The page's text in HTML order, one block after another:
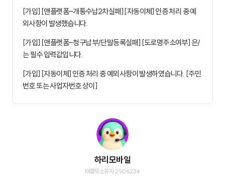
[가입] [앤플랫폼-개통수납2차실패] [자동이체] 인증 처리 중 예
외사항이 발생했습니다.
[가입] [앤플랫폼-청구납부/단말등록실패] [도로명주소여부] 은/
는 필수 입력값입니다.
[가입] [자동이체] 인증 처리 중 예외사항이 발생하였습니다. [주민
번호 또는 사업자번호 상이]
하리모바일
태블릿소유자 2906234